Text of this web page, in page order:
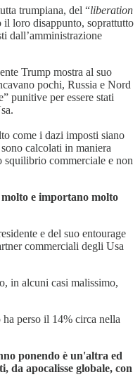
trumpiana, del “liberation
il loro disappunto, soprattutto
dall’amministrazione
Trump mostra al suo
pochi, Russia e Nord
punitive per essere stati
come i dazi imposti siano
calcolati in maniera
squilibrio commerciale e non
e importano molto
e del suo entourage
commerciali degli Usa
in alcuni casi malissimo,
ha perso il 14% circa nella
ponendo è un'altra ed
da apocalisse globale, con